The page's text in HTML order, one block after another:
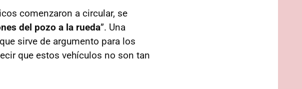
comenzaron a circular, se
del pozo a la rueda”. Una
sirve de argumento para los
que estos vehículos no son tan